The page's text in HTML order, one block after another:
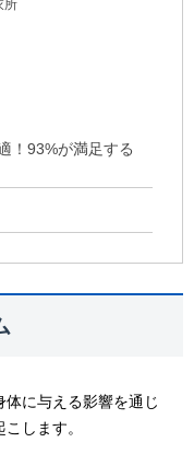
所
！93%が満足する
に与える影響を通じ
します。